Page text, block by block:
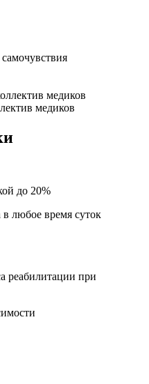
медиков
до 20%
в любое время суток
реабилитации при